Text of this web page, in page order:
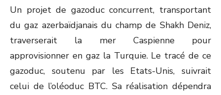
Un projet de gazoduc concurrent, transportant
du gaz azerbaïdjanais du champ de Shakh Deniz,
traverserait la mer Caspienne pour
approvisionner en gaz la Turquie. Le tracé de ce
gazoduc, soutenu par les Etats-Unis, suivrait
celui de l’oléoduc BTC. Sa réalisation dépendra